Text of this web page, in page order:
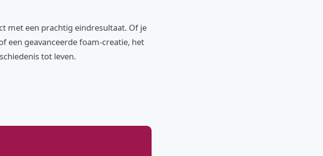
met een prachtig eindresultaat. Of je
een geavanceerde foam-creatie, het
tot leven.